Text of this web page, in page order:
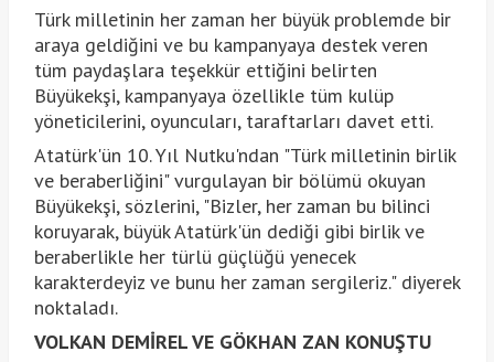
Türk milletinin her zaman her büyük problemde bir
araya geldiğini ve bu kampanyaya destek veren
tüm paydaşlara teşekkür ettiğini belirten
Büyükekşi, kampanyaya özellikle tüm kulüp
yöneticilerini, oyuncuları, taraftarları davet etti.
Atatürk'ün 10. Yıl Nutku'ndan "Türk milletinin birlik
ve beraberliğini" vurgulayan bir bölümü okuyan
Büyükekşi, sözlerini, "Bizler, her zaman bu bilinci
koruyarak, büyük Atatürk'ün dediği gibi birlik ve
beraberlikle her türlü güçlüğü yenecek
karakterdeyiz ve bunu her zaman sergileriz." diyerek
noktaladı.
VOLKAN DEMİREL VE GÖKHAN ZAN KONUŞTU